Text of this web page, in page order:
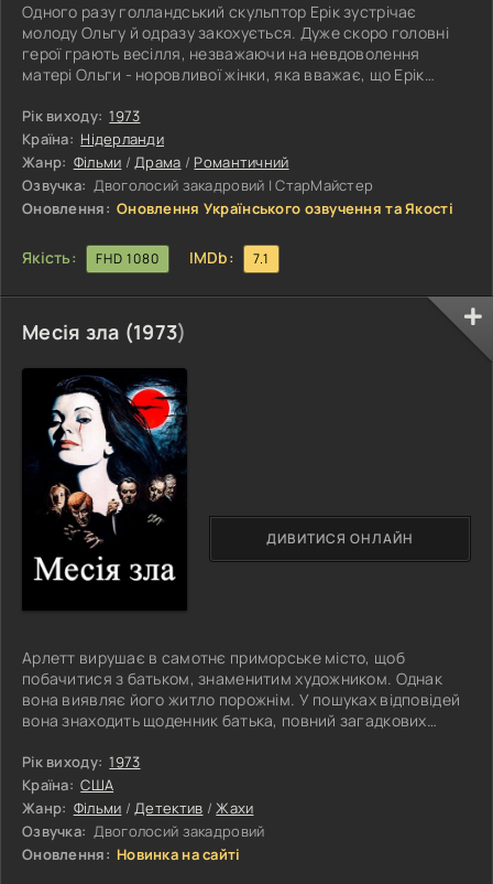
Одного разу голландський скульптор Ерік зустрічає
молоду Ольгу й одразу закохується. Дуже скоро головні
герої грають весілля, незважаючи на невдоволення
матері Ольги - норовливої жінки, яка вважає, що Ерік
для її доньки. Вона виявляється права, і незабаром зайві
ревнощі молодого чоловіка призводять до розлучення.
Ось тільки після розлучення, незважаючи на популярність
у дівчат, Ерік ніяк не може забути Ольгу, а через деякий
час колишнє
Рік виходу: 1973
Країна: Нідерланди
Жанр: Фільми /Драма / Романтичний
Озвучка: Двоголосий закадровий | СтарМайстер
Оновлення: Оновлення Українського озвучення та Якості
Якість: FHD 1080 IMDb: 7.1
Месія зла (1973)
Арлетт вирушає в самотнє приморське місто, щоб
побачитися з батьком, знаменитим художником. Однак
вона виявляє його житло порожнім. У пошуках відповідей
вона знаходить щоденник батька, повний загадкових
запрошення приєднується нахабний шанувальник
мистецтва в супроводі двох жінок, які починають спільно
проживати з нею в будинку.
Рік виходу: 1973
Країна: США
Жанр: Фільми /Детектив /Жахи
Озвучка: Двоголосий закадровий
Оновлення: Новинка на сайті
ДИВИТИСЯ ОНЛАЙН